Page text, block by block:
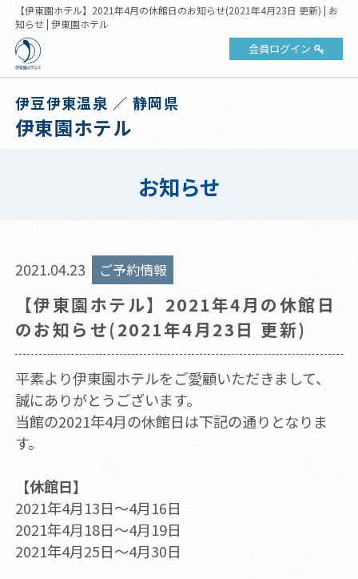
【伊東園ホテル】2021年4月の休館日のお知らせ(2021年4月23日 更新) | お
知らせ | 伊東園ホテル
会員ログイン
伊豆伊東温泉 ／ 静岡県
伊東園ホテル
お知らせ
2021.04.23 ご予約情報
【伊東園ホテル】2021年4月の休館日
のお知らせ(2021年4月23日 更新)
平素より伊東園ホテルをご愛顧いただきまして、
誠にありがとうございます。
当館の2021年4月の休館日は下記の通りとなりま
す。
【休館日】
2021年4月13日～4月16日
2021年4月18日～4月19日
2021年4月25日～4月30日